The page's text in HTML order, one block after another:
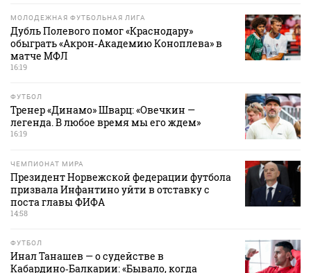
МОЛОДЕЖНАЯ ФУТБОЛЬНАЯ ЛИГА
Дубль Полевого помог «Краснодару»
обыграть «Акрон‑Академию Коноплева» в
матче МФЛ
16:19
ФУТБОЛ
Тренер «Динамо» Шварц: «Овечкин —
легенда. В любое время мы его ждем»
16:19
ЧЕМПИОНАТ МИРА
Президент Норвежской федерации футбола
призвала Инфантино уйти в отставку с
поста главы ФИФА
14:58
ФУТБОЛ
Инал Танашев — о судействе в
Кабардино‑Балкарии: «Бывало, когда